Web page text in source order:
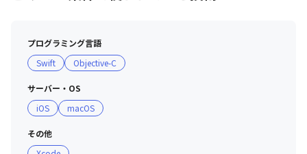
見が通りやすい
・毎週水曜日はノー残業DAYを実施しており、プライベー
トと仕事の両立がしやすい環境
■ 制度
＜教育制度＞
・チーム開発の手法などに関する勉強会を部門内で不定期
プログラミング言語
Swift
Objective-C
サーバー・OS
iOS
macOS
その他